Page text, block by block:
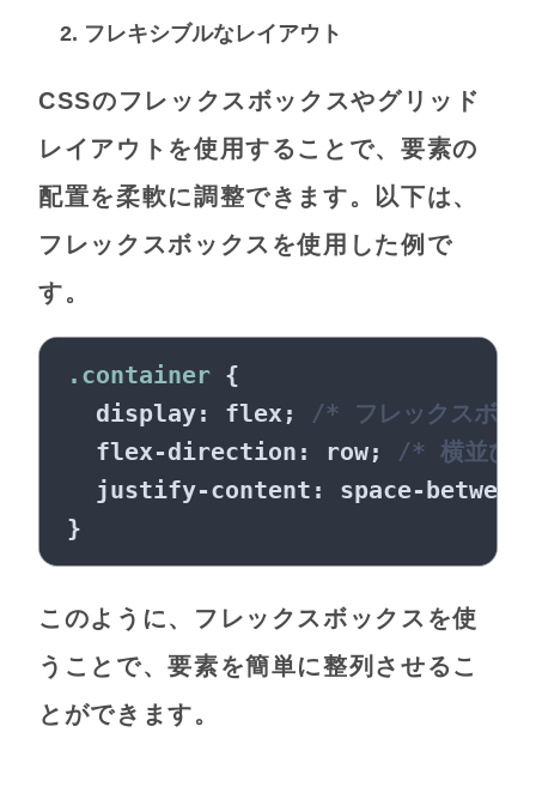
2. フレキシブルなレイアウト
CSSのフレックスボックスやグリッド
レイアウトを使用することで、要素の
配置を柔軟に調整できます。以下は、
フレックスボックスを使用した例で
す。
.container {
display: flex; /* フレックスボッ
flex-direction : row; /* 横並び
justify-content : space-
このように、フレックスボックスを使
うことで、要素を簡単に整列させるこ
とができます。